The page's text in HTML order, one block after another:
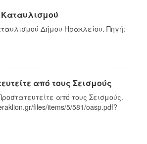
Δήμου Ηρακλείου. Πηγή:
από τους Σεισμούς
από τους Σεισμούς.
files/items/5/581/oasp.pdf?